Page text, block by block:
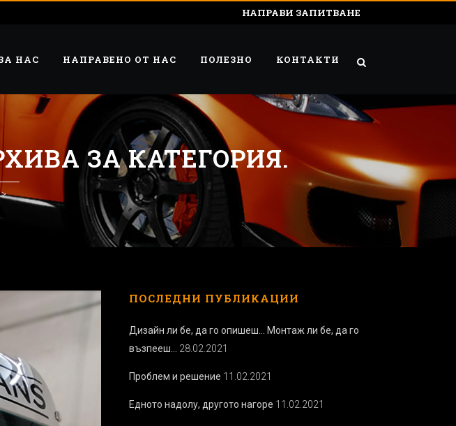
НАПРАВИ ЗАПИТВАНЕ
НАС НАПРАВЕНО ОТ НАС ПОЛЕЗНО КОНТАКТИ
ЗА КАТЕГОРИЯ.
ПОСЛЕДНИ ПУБЛИКАЦИИ
Дизайн ли бе, да го опишеш… Монтаж ли бе, да го
възпееш…
28.02.2021
Проблем и решение 11.02.2021
Едното надолу, другото нагоре 11.02.2021